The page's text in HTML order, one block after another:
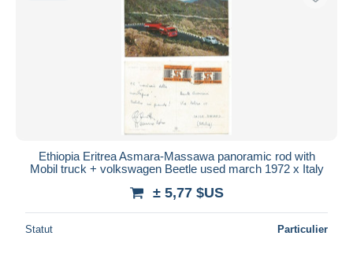
Ethiopia Eritrea Asmara-Massawa panoramic rod with
Mobil truck + volkswagen Beetle used march 1972 x Italy
± 5,77 $US
Statut Particulier